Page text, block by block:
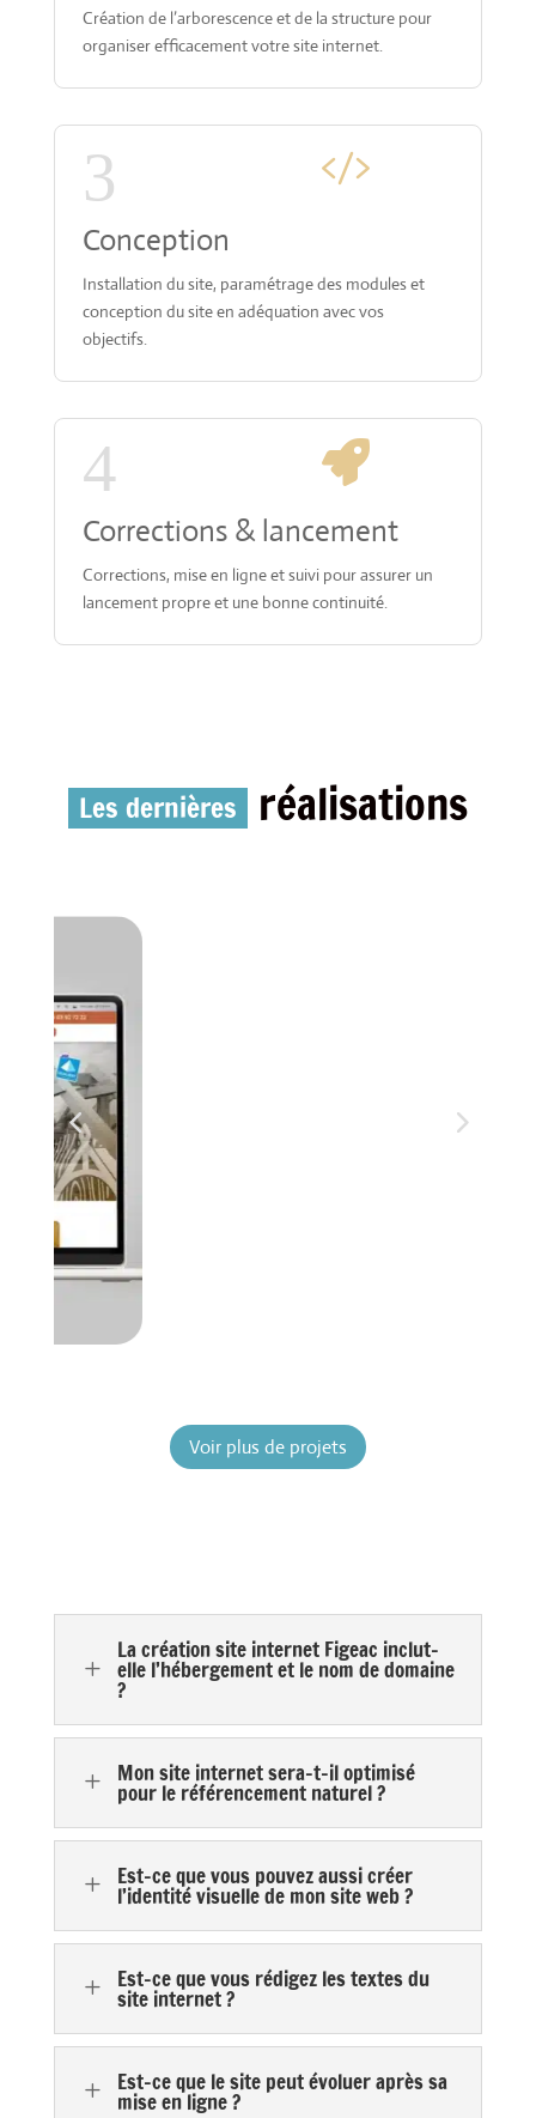
Création de l’arborescence et de la structure pour
organiser efficacement votre site internet.

3
Conception
Installation du site, paramétrage des modules et
conception du site en adéquation avec vos
objectifs.

4
Corrections & lancement
Corrections, mise en ligne et suivi pour assurer un
lancement propre et une bonne continuité.
Les dernières réalisations
Voir plus de projets
L
La création site internet Figeac inclut-
elle l’hébergement et le nom de domaine
?
L Mon site internet sera-t-il optimisé
pour le référencement naturel ?
L Est-ce que vous pouvez aussi créer
l’identité visuelle de mon site web ?
L Est-ce que vous rédigez les textes du
site internet ?
L Est-ce que le site peut évoluer après sa
mise en ligne ?